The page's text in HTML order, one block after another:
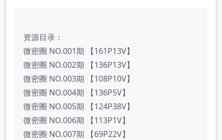
资源目录：
微密圈 NO.001期 【161P13V】
微密圈 NO.002期 【136P13V】
微密圈 NO.003期 【108P10V】
微密圈 NO.004期 【136P5V】
微密圈 NO.005期 【124P38V】
微密圈 NO.006期 【113P1V】
微密圈 NO.007期 【69P22V】